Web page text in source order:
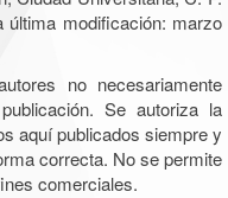
modificación: marzo
no necesariamente
Se autoriza la
aquí publicados siempre y
correcta. No se permite
comerciales.